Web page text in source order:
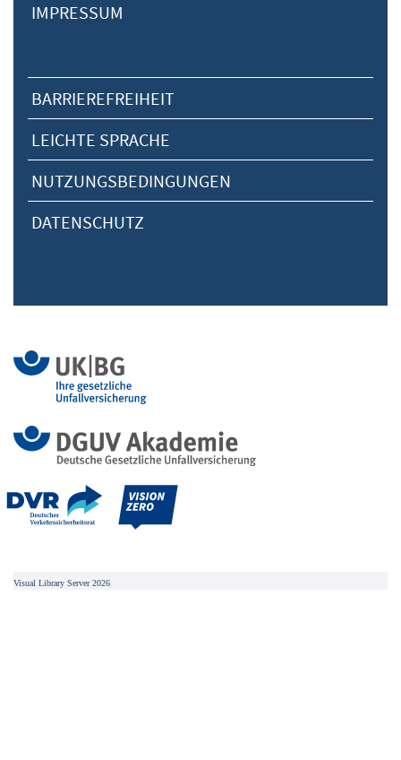
IMPRESSUM
BARRIEREFREIHEIT
LEICHTE SPRACHE
NUTZUNGSBEDINGUNGEN
DATENSCHUTZ
Visual Library Server 2026